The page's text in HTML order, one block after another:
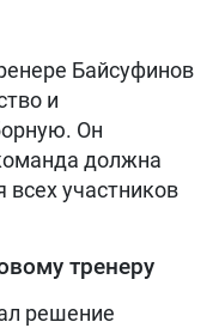
Байсуфинов
и
Он
должна
участников
тренеру
решение